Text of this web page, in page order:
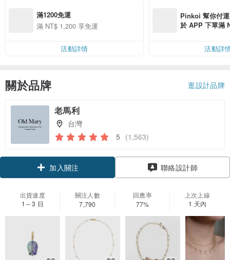
滿1200免運
滿 NT$ 1,200 享免運
活動詳情
Pinkoi 幫你付
於 APP 下單滿
活動詳
關於品牌 逛設計品牌
老馬利
台灣
5 (1,563)
加入關注
聯絡設計師
出貨速度
1～3 日
關注人數
7,790
回應率
77%
上次上線
1 天內